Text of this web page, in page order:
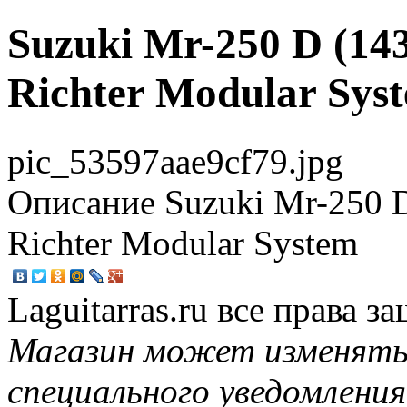
Suzuki Mr-250 D
Richter Modular
pic_53597aae9cf79.jpg
Описание Suzuki Mr-250
Richter Modular System
Laguitarras.ru все права
Магазин может
специального